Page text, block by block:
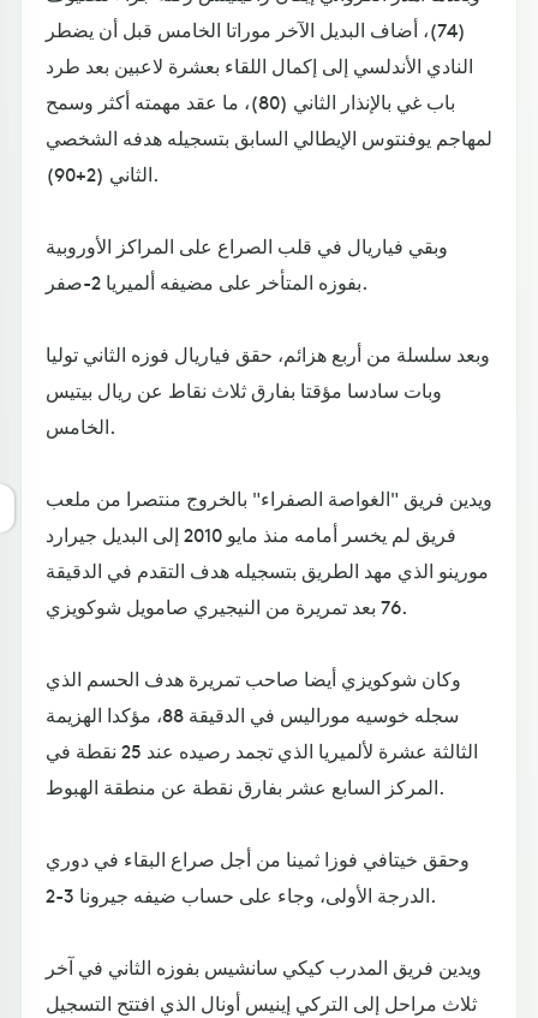
(74)، أضاف البديل الآخر موراتا الخامس قبل أن يضطر
النادي الأندلسي إلى إكمال اللقاء بعشرة لاعبين بعد طرد
باب غي بالإنذار الثاني (80)، ما عقد مهمته أكثر وسمح
لمهاجم يوفنتوس الإيطالي السابق بتسجيله هدفه الشخصي
الثاني (2+90).
وبقي فياريال في قلب الصراع على المراكز الأوروبية
بفوزه المتأخر على مضيفه ألميريا 2-صفر.
وبعد سلسلة من أربع هزائم، حقق فياريال فوزه الثاني توليا
وبات سادسا مؤقتا بفارق ثلاث نقاط عن ريال بيتيس
الخامس.
ويدين فريق "الغواصة الصفراء" بالخروج منتصرا من ملعب
فريق لم يخسر أمامه منذ مايو 2010 إلى البديل جيرارد
مورينو الذي مهد الطريق بتسجيله هدف التقدم في الدقيقة
76 بعد تمريرة من النيجيري صامويل شوكويزي.
وكان شوكويزي أيضا صاحب تمريرة هدف الحسم الذي
سجله خوسيه موراليس في الدقيقة 88، مؤكدا الهزيمة
الثالثة عشرة لألميريا الذي تجمد رصيده عند 25 نقطة في
المركز السابع عشر بفارق نقطة عن منطقة الهبوط.
وحقق خيتافي فوزا ثمينا من أجل صراع البقاء في دوري
الدرجة الأولى، وجاء على حساب ضيفه جيرونا 3-2.
ويدين فريق المدرب كيكي سانشيس بفوزه الثاني في آخر
ثلاث مراحل إلى التركي إينيس أونال الذي افتتح التسجيل